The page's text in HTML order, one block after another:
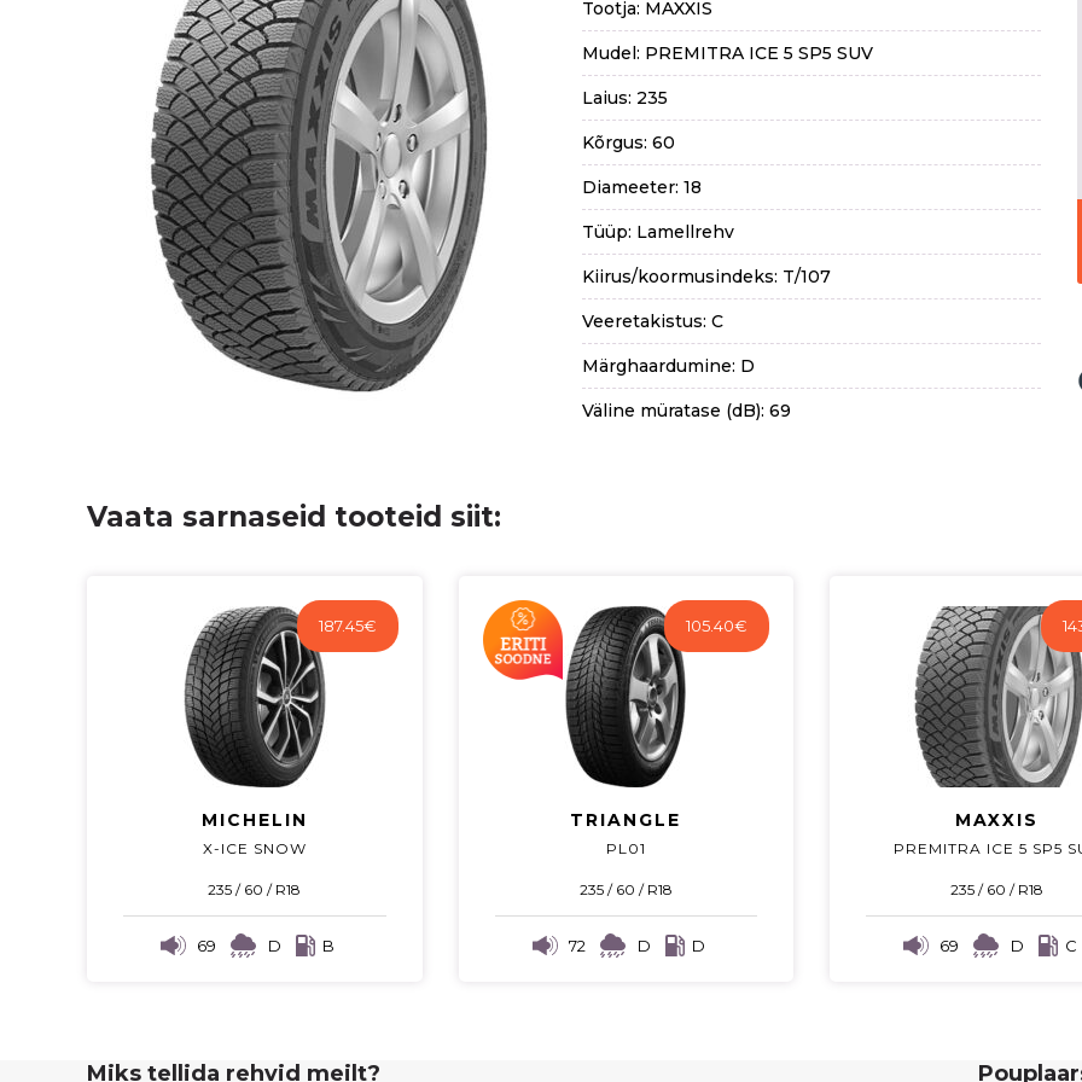
Tootja: MAXXIS
Mudel: PREMITRA ICE 5 SP5 SUV
Laius: 235
Kõrgus: 60
Diameeter: 18
Tüüp: Lamellrehv
Kiirus/koormusindeks: T/107
Veeretakistus: C
Märghaardumine: D
Väline müratase (dB): 69
Vaata sarnaseid tooteid siit:
187.45€
MICHELIN
X-ICE SNOW
235 / 60 / R18
69 D B
105.40€
TRIANGLE
PL01
235 / 60 / R18
72 D D
MAXXIS
PREMITRA ICE 5 SP5
235 / 60 / R18
69 D C
Miks tellida rehvid meilt?